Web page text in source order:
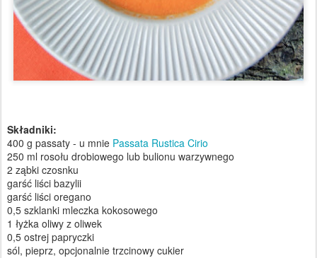
Składniki:
400 g passaty - u mnie Passata Rustica Cirio
250 ml rosołu drobiowego lub bulionu warzywnego
2 ząbki czosnku
garść liści bazylii
garść liści oregano
0,5 szklanki mleczka kokosowego
1 łyżka oliwy z oliwek
0,5 ostrej papryczki
sól, pieprz, opcjonalnie trzcinowy cukier